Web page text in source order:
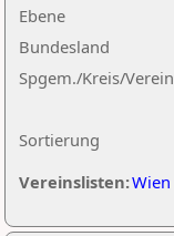
Ebene
Sortierung
Bundesland
Spgem./Kreis/Verein
Vereinslisten:Wien